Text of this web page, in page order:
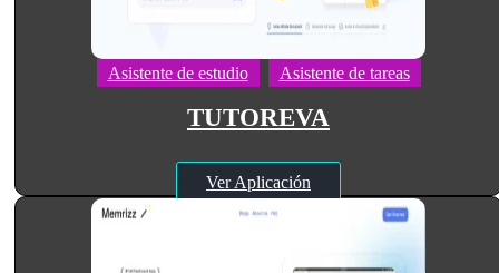
Asistente de estudio Asistente de tareas
TUTOREVA
Ver Aplicación